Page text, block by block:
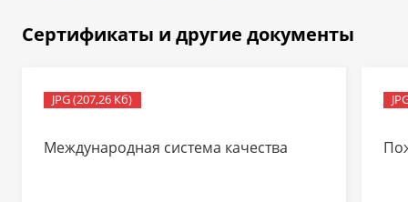
Сертификаты и другие документы
JPG (207,26 Кб)
Международная система качества